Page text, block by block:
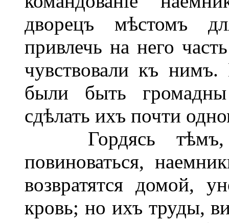
дворецъ мѣстомъ
привлечь на него
чувствовали къ
были быть
сдѣлать ихъ почти
Гордясь тѣмъ,
повиноваться,
возвратятся домой,
кровь; но ихъ труды,